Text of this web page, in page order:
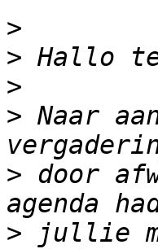
>
>
>
> Naar
> door
> jullie